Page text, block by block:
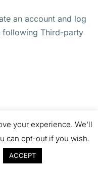
an account and log
following Third-party
or otherwise grant us
Service, We may
associated with
your experience. We'll
can opt-out if you wish.
ACCEPT